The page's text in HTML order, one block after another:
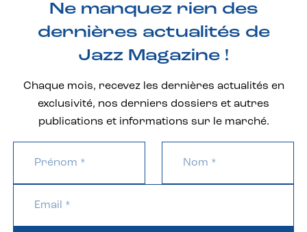
Ne manquez rien des
dernières actualités de
Jazz Magazine !
Chaque mois, recevez les dernières actualités en
exclusivité, nos derniers dossiers et autres
publications et informations sur le marché.